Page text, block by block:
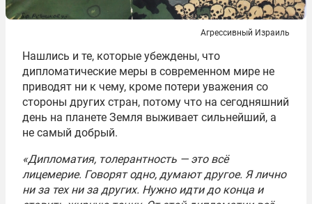
Агрессивный Израиль
Нашлись и те, которые убеждены, что
дипломатические меры в современном мире не
приводят ни к чему, кроме потери уважения со
стороны других стран, потому что на сегодняшний
день на планете Земля выживает сильнейший, а
не самый добрый.
«Дипломатия, толерантность — это всё
лицемерие. Говорят одно, думают другое. Я лично
ни за тех ни за других. Нужно идти до конца и